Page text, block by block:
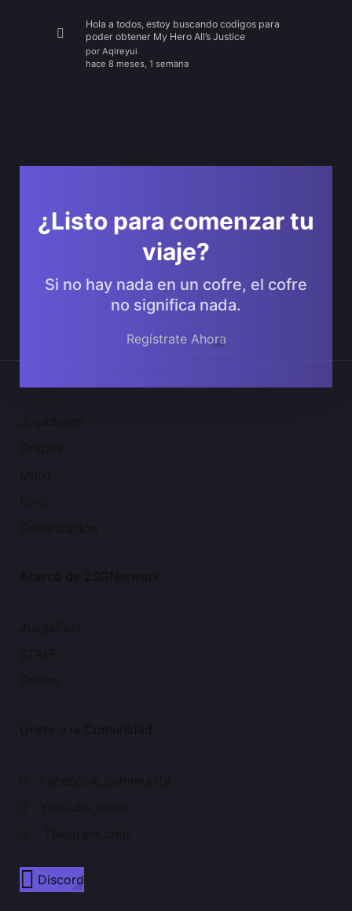
Hola a todos, estoy buscando codigos para
poder obtener My Hero All’s Justice
por Aqireyui
hace 8 meses, 1 semana
¿Listo para comenzar tu
viaje?
Si no hay nada en un cofre, el cofre
no significa nada.
Regístrate Ahora
Discord